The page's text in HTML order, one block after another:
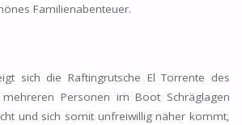
Familienabenteuer.
sich die Raftingrutsche El Torrente des
Personen im Boot Schräglagen
und sich somit unfreiwillig näher kommt,